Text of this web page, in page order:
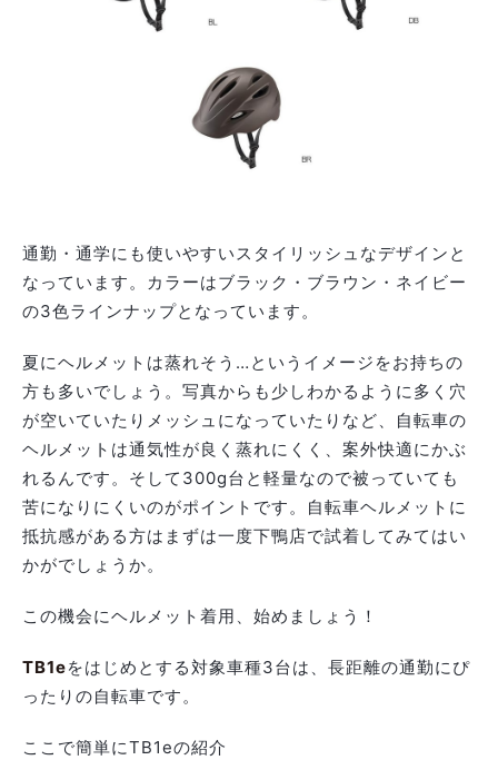
通勤・通学にも使いやすいスタイリッシュなデザインと
なっています。カラーはブラック・ブラウン・ネイビー
の3色ラインナップとなっています。
夏にヘルメットは蒸れそう…というイメージをお持ちの
方も多いでしょう。写真からも少しわかるように多く穴
が空いていたりメッシュになっていたりなど、自転車の
ヘルメットは通気性が良く蒸れにくく、案外快適にかぶ
れるんです。そして300g台と軽量なので被っていても
苦になりにくいのがポイントです。自転車ヘルメットに
抵抗感がある方はまずは一度下鴨店で試着してみてはい
かがでしょうか。
この機会にヘルメット着用、始めましょう！
TB1eをはじめとする対象車種3台は、長距離の通勤にぴ
ったりの自転車です。
ここで簡単にTB1eの紹介